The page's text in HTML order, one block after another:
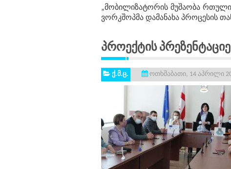
„მობილიზატორის მუშაობა
ვორკშოპმა დამანახა პროცესის
Პროექტის
ქ.მ.ც. ოთხშაბათი, 14 აპრილი